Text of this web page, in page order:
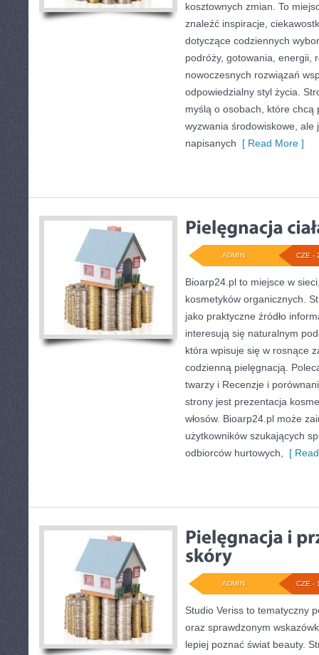
kosztownych zmian. To
znaleźć inspiracje,
dotyczące codziennych
podróży, gotowania, energii,
nowoczesnych rozwiązań
odpowiedzialny styl życia.
myślą o osobach, które chcą
wyzwania środowiskowe, ale
napisanych [ Read More ]
CZE -
ADMIN
Bioarp24.pl to miejsce w
kosmetyków organicznych.
jako praktyczne źródło
interesują się naturalnym
która wpisuje się w rosnące
codzienną pielęgnacją.
twarzy i Recenzje i
strony jest prezentacja
włosów. Bioarp24.pl może
użytkowników szukających
odbiorców hurtowych,
[
CZE -
ADMIN
Studio Veriss to tematyczny
oraz sprawdzonym
lepiej poznać świat beauty.